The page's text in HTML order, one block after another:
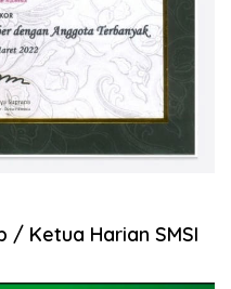
/ Ketua Harian SMSI